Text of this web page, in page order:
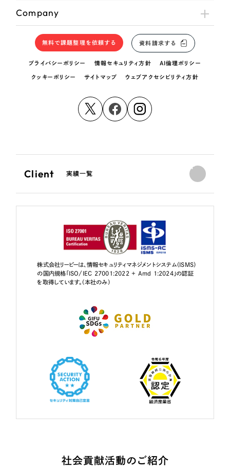
Company
無料で課題整理を依頼する 資料請求する
プライバシーポリシー 情報セキュリティ方針 AI倫理ポリシー
クッキーポリシー サイトマップ ウェブアクセシビリティ方針
Client 実績一覧
株式会社リーピーは、情報セキュリティマネジメントシステム（ISMS）
の国内規格「ISO/IEC 27001:2022 + Amd 1:2024」の認証
を取得しています。（本社のみ）
社会貢献活動のご紹介